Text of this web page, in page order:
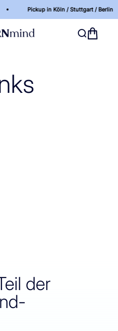
Pickup in Köln / Stuttgart / Berlin
| Psychedelics & Retreats für dein
Suche
der